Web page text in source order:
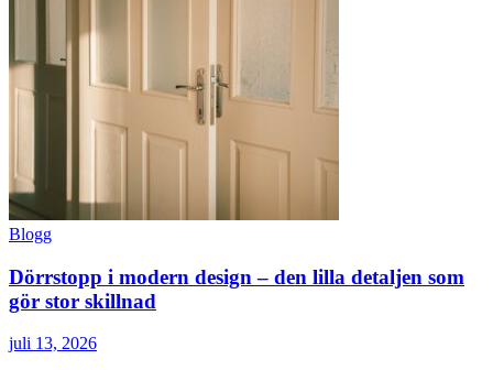
Blogg
Dörrstopp i modern design – den lilla detaljen som
gör stor skillnad
juli 13, 2026